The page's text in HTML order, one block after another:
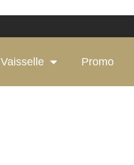
Vaisselle Promo